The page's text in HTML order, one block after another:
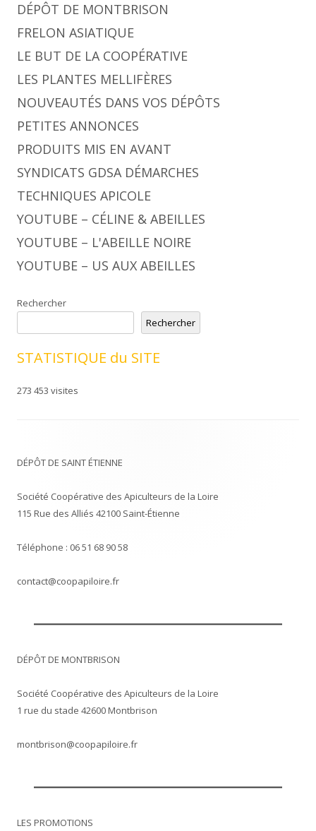
DÉPÔT DE MONTBRISON
FRELON ASIATIQUE
LE BUT DE LA COOPÉRATIVE
LES PLANTES MELLIFÈRES
NOUVEAUTÉS DANS VOS DÉPÔTS
PETITES ANNONCES
PRODUITS MIS EN AVANT
SYNDICATS GDSA DÉMARCHES
TECHNIQUES APICOLE
YOUTUBE – CÉLINE & ABEILLES
YOUTUBE – L'ABEILLE NOIRE
YOUTUBE – US AUX ABEILLES
Rechercher
Rechercher
STATISTIQUE du SITE
273 453 visites
DÉPÔT DE SAINT ÉTIENNE
Société Coopérative des Apiculteurs de la Loire
115 Rue des Alliés 42100 Saint-Étienne
Téléphone : 06 51 68 90 58
contact@coopapiloire.fr
DÉPÔT DE MONTBRISON
Société Coopérative des Apiculteurs de la Loire
1 rue du stade 42600 Montbrison
montbrison@coopapiloire.fr
LES PROMOTIONS